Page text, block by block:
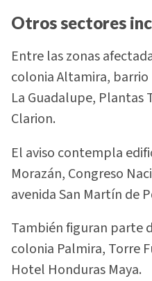
Otros sectores
Entre las zonas
colonia Altamira, barrio
La Guadalupe, Plantas
Clarion.
El aviso contempla
Morazán, Congreso
avenida San Martín de
También figuran parte
colonia Palmira, Torre
Hotel Honduras Maya.